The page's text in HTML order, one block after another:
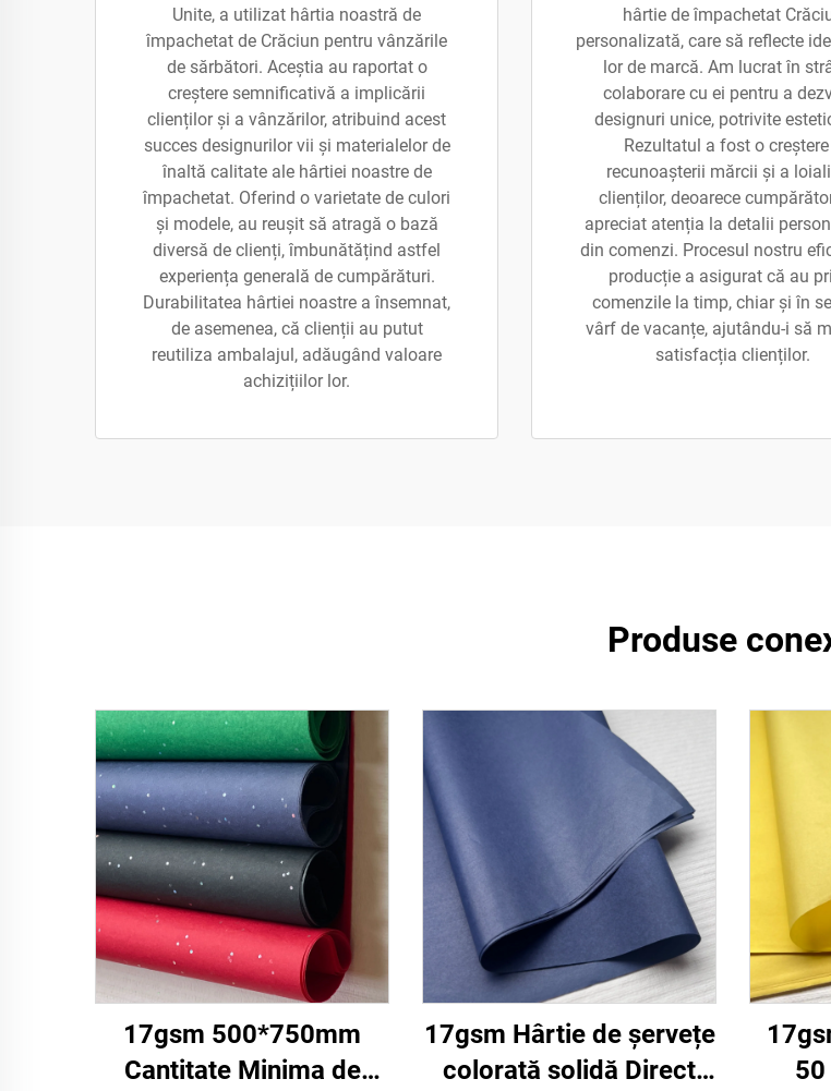
Unite, a utilizat hârtia noastră de
împachetat de Crăciun pentru vânzările
de sărbători. Aceștia au raportat o
creștere semnificativă a implicării
clienților și a vânzărilor, atribuind acest
succes designurilor vii și materialelor de
înaltă calitate ale hârtiei noastre de
împachetat. Oferind o varietate de culori
și modele, au reușit să atragă o bază
diversă de clienți, îmbunătățind astfel
experiența generală de cumpărături.
Durabilitatea hârtiei noastre a însemnat,
de asemenea, că clienții au putut
reutiliza ambalajul, adăugând valoare
achizițiilor lor.
hârtie de împachetat
personalizată, care să reflecte
lor de marcă. Am lucrat în
colaborare cu ei pentru a
designuri unice, potrivite
Rezultatul a fost o
recunoașterii mărcii și a
clienților, deoarece
apreciat atenția la detalii
din comenzi. Procesul nostru
producție a asigurat că au
comenzile la timp, chiar și în
vârf de vacanțe, ajutându-i să
satisfacția clienților.
Produse
17gsm 500*750mm
Cantitate Minima de
17gsm Hârtie de șervețe
colorată solidă Direct